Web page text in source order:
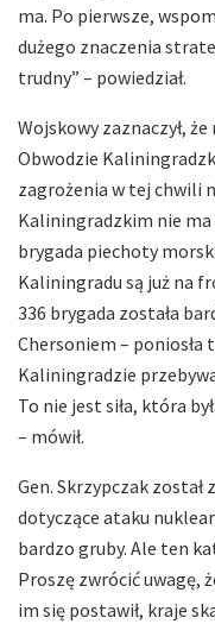
ma. Po pierwsze,
dużego znaczenia
trudny” – powiedział.
Wojskowy zaznaczył,
Obwodzie
zagrożenia w tej chwili
Kaliningradzkim nie ma
brygada piechoty
Kaliningradu są już na
336 brygada została
Chersoniem –
Kaliningradzie
To nie jest siła, która
– mówił.
Gen. Skrzypczak
dotyczące ataku
bardzo gruby. Ale ten
Proszę zwrócić uwagę,
im się postawił, kraje